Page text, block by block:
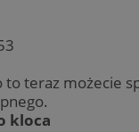
to teraz możecie
kloca